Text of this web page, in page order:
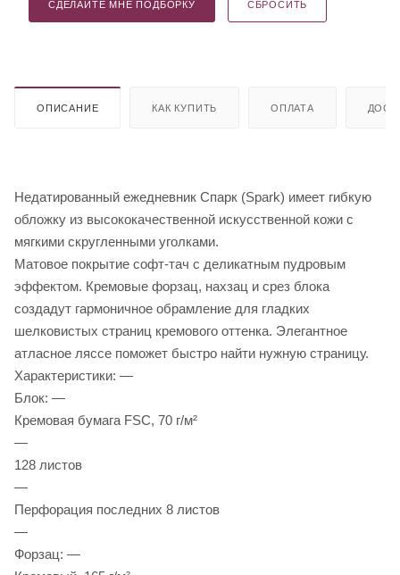
СДЕЛАЙТЕ МНЕ ПОДБОРКУ СБРОСИТЬ
ОПИСАНИЕ КАК КУПИТЬ ОПЛАТА
Недатированный ежедневник Спарк (Spark) имеет гибкую
обложку из высококачественной искусственной кожи с
мягкими скругленными уголками.
Матовое покрытие софт-тач с деликатным пудровым
эффектом. Кремовые форзац, нахзац и срез блока
создадут гармоничное обрамление для гладких
шелковистых страниц кремового оттенка. Элегантное
атласное ляссе поможет быстро найти нужную страницу.
Характеристики: —
Блок: —
Кремовая бумага FSC, 70 г/м²
—
128 листов
—
Перфорация последних 8 листов
—
Форзац: —